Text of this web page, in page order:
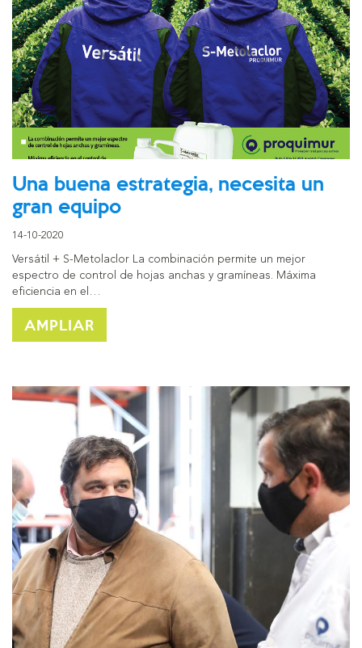
Una buena estrategia, necesita un
gran equipo
14-10-2020
Versátil + S-Metolaclor La combinación permite un mejor
espectro de control de hojas anchas y gramíneas. Máxima
eficiencia en el…
AMPLIAR